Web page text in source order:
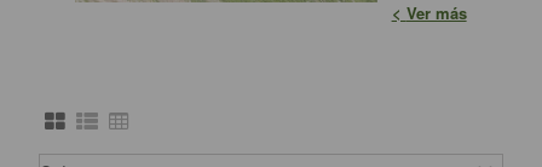
Gramíneas para tu huerto, jardin, huerto urbano. Gran
Ver más